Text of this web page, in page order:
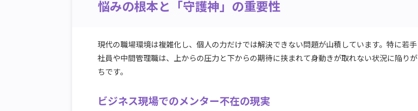
悩みの根本と「守護神」の重要性
現代の職場環境は複雑化し、個人の力だけでは解決できない問題が山積しています。特に若手
社員や中間管理職は、上からの圧力と下からの期待に挟まれて身動きが取れない状況に陥りが
ちです。
ビジネス現場でのメンター不在の現実